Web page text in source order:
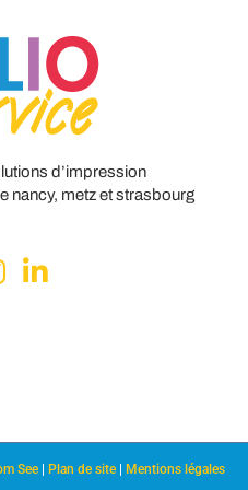
d’impression
nancy, metz et strasbourg
See| Plan de site| Mentions légales